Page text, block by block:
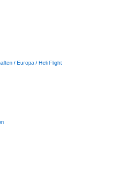
/ Europa / Heli Flight